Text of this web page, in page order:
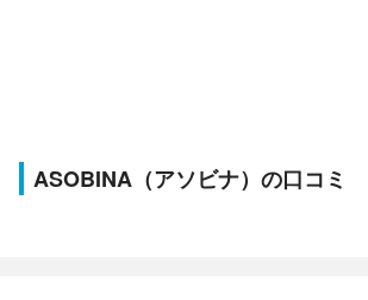
ASOBINA（アソビナ）の口コミ